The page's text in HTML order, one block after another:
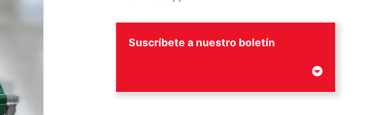
Suscríbete a nuestro boletín